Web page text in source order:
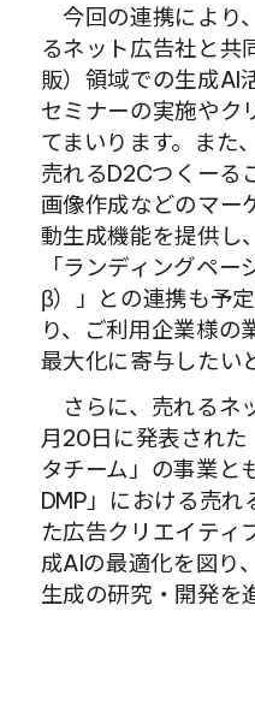
今回の連携により
るネット広告社と共
販）領域での生成AI
セミナーの実施やク
てまいります。また
売れるD2Cつくーる
画像作成などのマー
動生成機能を提供し
「ランディングペ
β）」との連携も予
り、ご利用企業様の
最大化に寄与したい
さらに、売れるネ
月20日に発表され
タチーム」の事業と
DMP」における売
た広告クリエイティ
成AIの最適化を図り
生成の研究・開発を